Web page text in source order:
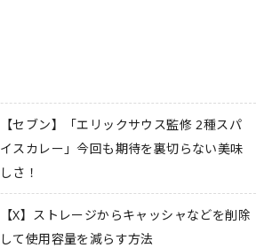
【セブン】「エリックサウス監修 2種スパ
イスカレー」今回も期待を裏切らない美味
しさ！
【X】ストレージからキャッシャなどを削除
して使用容量を減らす方法